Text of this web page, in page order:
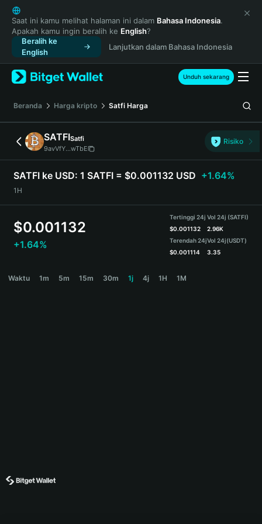
English
日本語
Tiếng Việt
Русский
Español (Latinoamérica)
Türkçe
Français
Deutsch
简体中文
繁體中文
Português (Portugal)
Bahasa Indonesia
ภาษาไทย
हिन्दी
Español
Português (Brasil)
Saat ini kamu melihat halaman ini dalam Bahasa Indonesia.
Apakah kamu ingin beralih ke English?
Beralih ke
English
Lanjutkan dalam Bahasa Indonesia
Unduh sekarang
Beranda Harga kripto Satfi Harga
SATFISatfi
9avVfY...wTbE
Risiko
SATFI ke USD: 1 SATFI = $0.001132 USD +1.64%
1H
$0.001132
+1.64%
Tertinggi 24j
$0.001132
Terendah 24j
$0.001114
Vol 24j (SATFI)
2.96K
Vol 24j(USDT)
3.35
Waktu 1m 5m 15m 30m 1j 4j 1H 1M